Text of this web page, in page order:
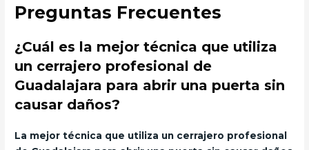
Preguntas Frecuentes
¿Cuál es la mejor técnica que utiliza
un cerrajero profesional de
Guadalajara para abrir una puerta sin
causar daños?
La mejor técnica que utiliza un cerrajero profesional